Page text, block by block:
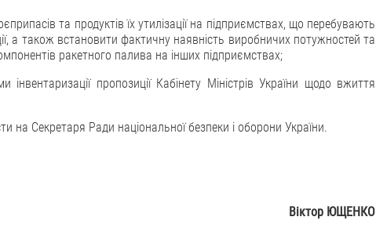
та продуктів їх утилізації на підприємствах, що перебувають
а також встановити фактичну наявність виробничих потужностей та
ракетного палива на інших підприємствах;
пропозиції Кабінету Міністрів України щодо вжиття
на Секретаря Ради національної безпеки і оборони України.
Віктор ЮЩЕНКО